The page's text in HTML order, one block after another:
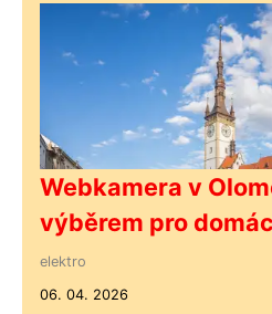
Webkamera v
výběrem pro
elektro
06. 04. 2026